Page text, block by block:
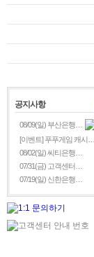
공지사항
08/09(일) 부산은행…
[이벤트] 푸푸게임 캐시…
08/02(일) 씨티은행…
07/31(금) 고객센터…
07/19(일) 신한은행…